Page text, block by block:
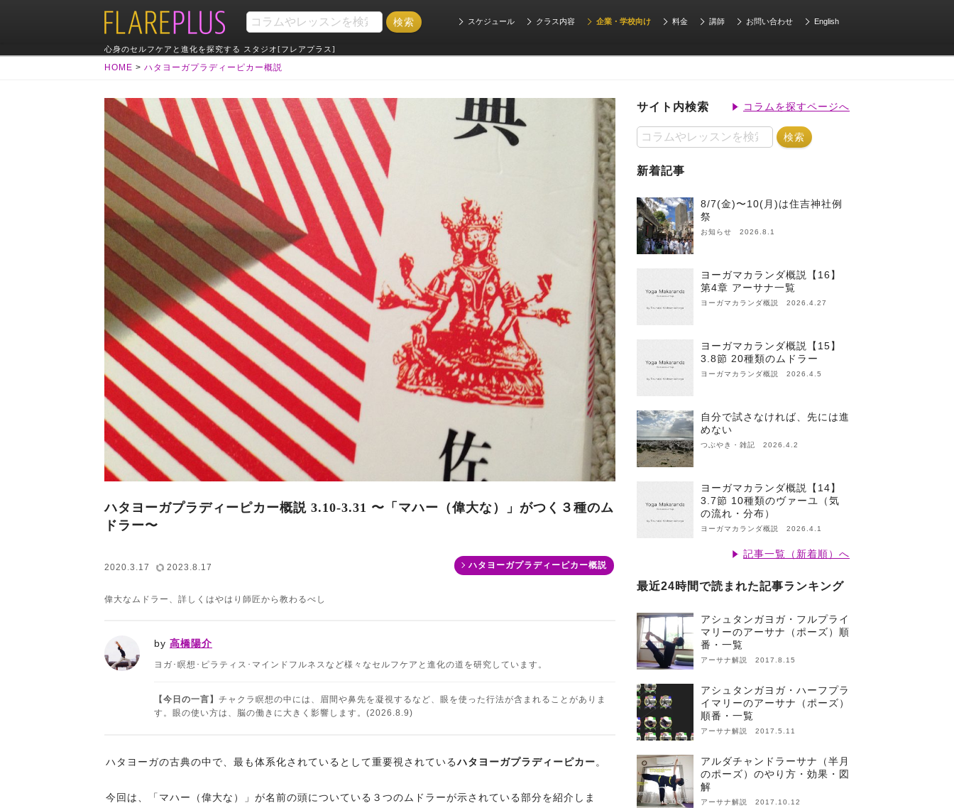
スケジュール クラス内容 企業・学校向け 料金 講師 お問い合わせ English
心身のセルフケアと進化を探究する スタジオ[フレアプラス]
HOME > ハタヨーガプラディーピカー概説
ハタヨーガプラディーピカー概説 3.10-3.31 〜「マハー（偉大な）」がつく３種のム
ドラー〜
2020.3.17 2023.8.17 ハタヨーガプラディーピカー概説
偉大なムドラー、詳しくはやはり師匠から教わるべし
by 高橋陽介
ヨガ･瞑想･ピラティス･マインドフルネスなど様々なセルフケアと進化の道を研究しています。
【今日の一言】 チャクラ瞑想の中には、眉間や鼻先を凝視するなど、眼を使った行法が含まれることがありま
す。眼の使い方は、脳の働きに大きく影響します。(2026.8.9)
ハタヨーガの古典の中で、最も体系化されているとして重要視されているハタヨーガプラディーピカー。
今回は、「マハー（偉大な）」が名前の頭についている３つのムドラーが示されている部分を紹介しま
サイト内検索 コラムを探すページへ
新着記事
8/7(金)〜10(月)は住吉神社例
祭
お知らせ 2026.8.1
ヨーガマカランダ概説【16】
第4章 アーサナ一覧
ヨーガマカランダ概説 2026.4.27
ヨーガマカランダ概説【15】
3.8節 20種類のムドラー
ヨーガマカランダ概説 2026.4.5
自分で試さなければ、先には進
めない
つぶやき・雑記 2026.4.2
ヨーガマカランダ概説【14】
3.7節 10種類のヴァーユ（気
の流れ・分布）
ヨーガマカランダ概説 2026.4.1
記事一覧（新着順）へ
最近24時間で読まれた記事ランキング
アシュタンガヨガ・フルプライ
マリーのアーサナ（ポーズ）順
番・一覧
アーサナ解説 2017.8.15
アシュタンガヨガ・ハーフプラ
イマリーのアーサナ（ポーズ）
順番・一覧
アーサナ解説 2017.5.11
アルダチャンドラーサナ（半月
のポーズ）のやり方・効果・図
解
アーサナ解説 2017.10.12